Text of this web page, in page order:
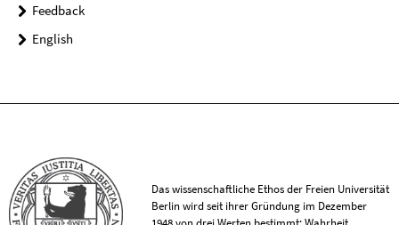
Feedback
English
Das wissenschaftliche Ethos der Freien Universität
Berlin wird seit ihrer Gründung im Dezember